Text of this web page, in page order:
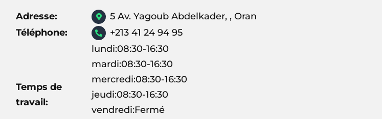
Adresse:
5 Av. Yagoub Abdelkader, , Oran
Téléphone:
+213 41 24 94 95
Temps de
travail:
lundi:08:30-16:30
mardi:08:30-16:30
mercredi:08:30-16:30
jeudi:08:30-16:30
vendredi:Fermé